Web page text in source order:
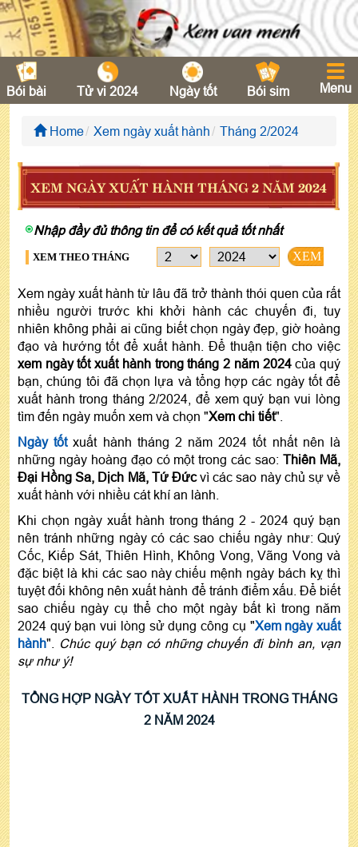
Bói bài Tử vi 2024 Ngày tốt Bói sim Menu
Home Xem ngày xuất hành Tháng 2/2024
XEM NGÀY XUẤT HÀNH THÁNG 2 NĂM 2024
Nhập đầy đủ thông tin để có kết quả tốt nhất
XEM THEO THÁNG XEM
Xem ngày xuất hành từ lâu đã trở thành thói quen của rất
nhiều người trước khi khởi hành các chuyến đi, tuy
nhiên không phải ai cũng biết chọn ngày đẹp, giờ hoàng
đạo và hướng tốt để xuất hành. Để thuận tiện cho việc
xem ngày tốt xuất hành trong tháng 2 năm 2024của quý
bạn, chúng tôi đã chọn lựa và tổng hợp các ngày tốt để
xuất hành trong tháng 2/2024, để xem quý bạn vui lòng
tìm đến ngày muốn xem và chọn "Xem chi tiết".
Ngày tốtxuất hành tháng 2 năm 2024 tốt nhất nên là
những ngày hoàng đạo có một trong các sao:Thiên Mã,
Đại Hồng Sa, Dịch Mã, Tứ Đứcvì các sao này chủ sự về
xuất hành với nhiều cát khí an lành.
Khi chọn ngày xuất hành trong tháng 2 - 2024 quý bạn
nên tránh những ngày có các sao chiếu ngày như: Quý
Cốc, Kiếp Sát, Thiên Hình, Không Vong, Vãng Vong và
đặc biệt là khi các sao này chiếu mệnh ngày bách kỵ thì
tuyệt đối không nên xuất hành để tránh điểm xấu. Để biết
sao chiếu ngày cụ thể cho một ngày bất kì trong năm
2024 quý bạn vui lòng sử dụng công cụ "Xem ngày xuất
hành".
Chúc quý bạn có những chuyến đi bình an, vạn
sự như ý!
TỔNG HỢP NGÀY TỐT XUẤT HÀNH TRONG THÁNG
2 NĂM 2024